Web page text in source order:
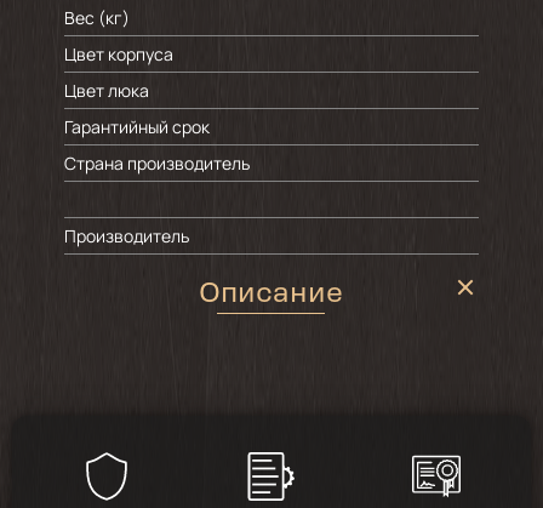
Вес (кг)
Цвет корпуса
Цвет люка
Гарантийный срок
Страна производитель
Производитель
Описание